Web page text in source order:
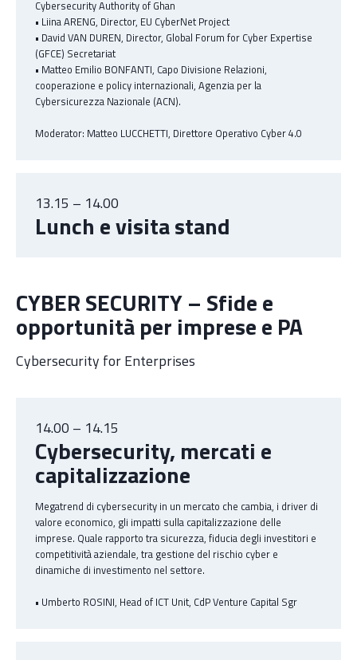
Cybersecurity Authority of Ghan
• Liina ARENG, Director, EU CyberNet Project
• David VAN DUREN, Director, Global Forum for Cyber Expertise
(GFCE) Secretariat
• Matteo Emilio BONFANTI, Capo Divisione Relazioni,
cooperazione e policy internazionali, Agenzia per la
Cybersicurezza Nazionale (ACN).
Moderator: Matteo LUCCHETTI, Direttore Operativo Cyber 4.0
13.15 – 14.00
Lunch e visita stand
CYBER SECURITY – Sfide e
opportunità per imprese e PA
Cybersecurity for Enterprises
14.00 – 14.15
Cybersecurity, mercati e
capitalizzazione
Megatrend di cybersecurity in un mercato che cambia, i driver di
valore economico, gli impatti sulla capitalizzazione delle
imprese. Quale rapporto tra sicurezza, fiducia degli investitori e
competitività aziendale, tra gestione del rischio cyber e
dinamiche di investimento nel settore.
• Umberto ROSINI, Head of ICT Unit, CdP Venture Capital Sgr